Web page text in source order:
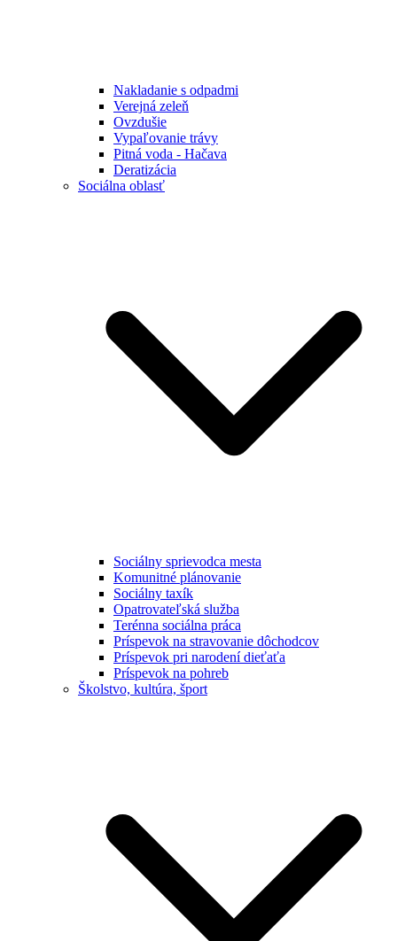
Nakladanie s odpadmi
Verejná zeleň
Ovzdušie
Vypaľovanie trávy
Pitná voda - Hačava
Deratizácia
Sociálna oblasť
Sociálny sprievodca mesta
Komunitné plánovanie
Sociálny taxík
Opatrovateľská služba
Terénna sociálna práca
Príspevok na stravovanie dôchodcov
Príspevok pri narodení dieťaťa
Príspevok na pohreb
Školstvo, kultúra, šport